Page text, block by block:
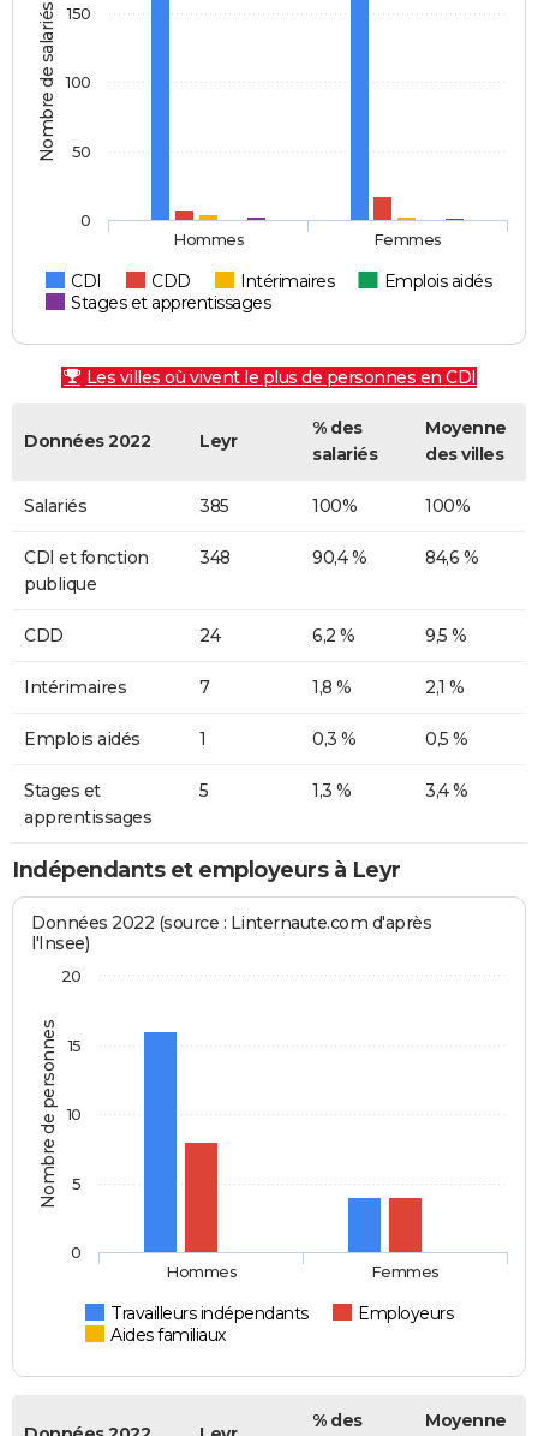
Nombre de salariés
CDI CDD Intérimaires
Emplois aidés
Stages et apprentissages
Hommes Femmes
0
50
100
150
Les villes où vivent le plus de personnes en CDI
Données 2022 Leyr
% des
salariés
Moyenne
des villes
Salariés 385 100% 100%
CDI et fonction
publique
348 90,4 % 84,6 %
CDD 24 6,2 % 9,5 %
Intérimaires 7 1,8 % 2,1 %
Emplois aidés 1 0,3 % 0,5 %
Stages et
apprentissages
5 1,3 % 3,4 %
Indépendants et employeurs à Leyr
Nombre de personnes
Données 2022 (source : Linternaute.com d'après
l'Insee)
Travailleurs indépendants
Employeurs
Aides familiaux
Hommes Femmes
0
5
10
15
20
% des
Moyenne